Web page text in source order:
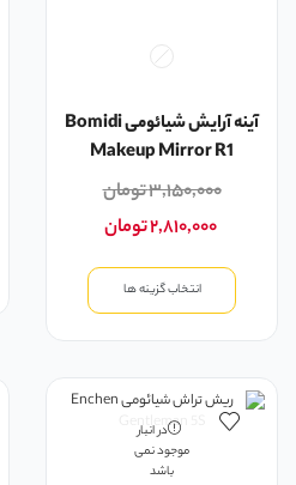
آینه آرایش شیائومی Bomidi
Makeup Mirror R1
۳,۱۵۰,۰۰۰تومان
۲,۸۱۰,۰۰۰تومان
انتخاب گزینه ها
در انبار
موجود نمی
باشد